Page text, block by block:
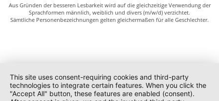
Aus Gründen der besseren Lesbarkeit wird auf die gleichzeitige Verwendung der
Sprachformen männlich, weiblich und divers (m/w/d) verzichtet.
Sämtliche Personenbezeichnungen gelten gleichermaßen für alle Geschlechter.
This site uses consent-requiring cookies and third-party
technologies to integrate certain features. When you click the
"Accept All" button, these features are enabled (consent).